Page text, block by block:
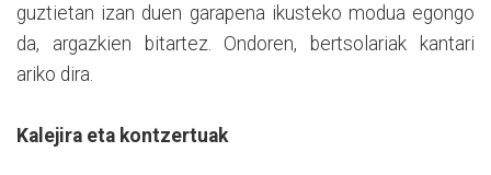
guztietan izan duen garapena ikusteko modua egongo
da, argazkien bitartez. Ondoren, bertsolariak kantari
ariko dira.
Kalejira eta kontzertuak